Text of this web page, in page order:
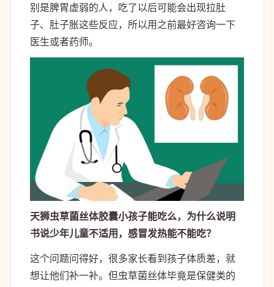
别是脾胃虚弱的人，吃了以后可能会出现拉肚
子、肚子胀这些反应，所以用之前最好咨询一下
医生或者药师。
天狮虫草菌丝体胶囊小孩子能吃么，为什么说明
书说少年儿童不适用，感冒发热能不能吃？
这个问题问得好，很多家长看到孩子体质差，就
想让他们补一补。但虫草菌丝体毕竟是保健类的